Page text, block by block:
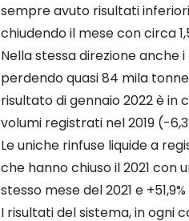
sempre avuto risultati
chiudendo il mese con circa
Nella stessa direzione anche
perdendo quasi 84 mila
risultato di gennaio 2022 è in
volumi registrati nel 2019 (-
Le uniche rinfuse liquide a
che hanno chiuso il 2021 con
stesso mese del 2021 e
I risultati del sistema, in ogni